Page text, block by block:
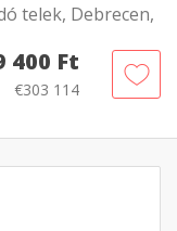
telek, Debrecen,
400 Ft
€303 114